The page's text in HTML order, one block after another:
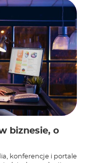
biznesie, o
konferencje i portale